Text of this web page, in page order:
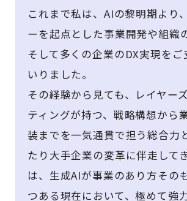
これまで私は、AIの黎明期より
ーを起点とした事業開発や組織
そして多くの企業のDX実現をご
いりました。
その経験から見ても、レイヤー
ティングが持つ、戦略構想から
装までを一気通貫で担う総合力
たり大手企業の変革に伴走して
は、生成AIが事業のあり方その
つある現在において、極めて強